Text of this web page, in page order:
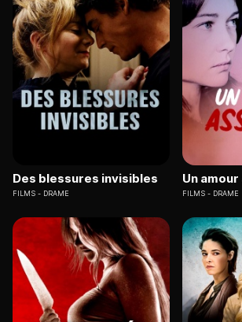
Des blessures invisibles
FILMS DRAME
Un
FILMS DRAME